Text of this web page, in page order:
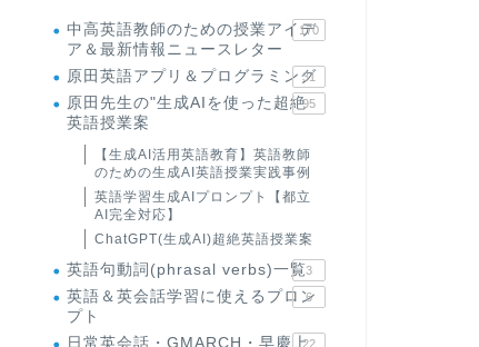
中高英語教師のための授業アイデ
ア＆最新情報ニュースレター
170
原田英語アプリ＆プログラミング
31
原田先生の"生成AIを使った超絶
英語授業案
95
【生成AI活用英語教育】英語教師
のための生成AI英語授業実践事例
英語学習生成AIプロンプト【都立
AI完全対応】
ChatGPT(生成AI)超絶英語授業案
英語句動詞(phrasal verbs)一覧3
英語＆英会話学習に使えるプロン
プト
6
日常英会話・GMARCH・早慶上22